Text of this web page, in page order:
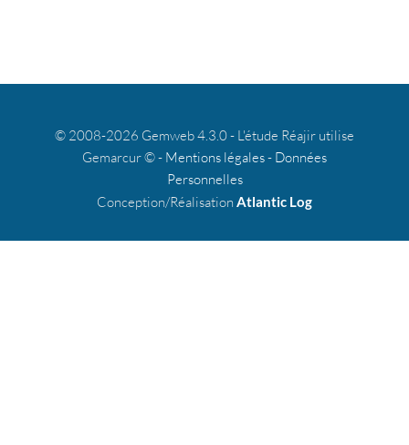
© 2008-2026 Gemweb 4.3.0 - L'étude Réajir utilise
Gemarcur © - Mentions légales- Données
Personnelles
Conception/Réalisation Atlantic Log